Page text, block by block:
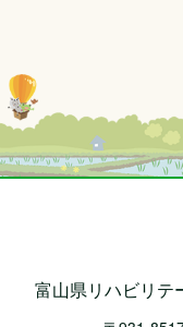
富山県リハビリテ